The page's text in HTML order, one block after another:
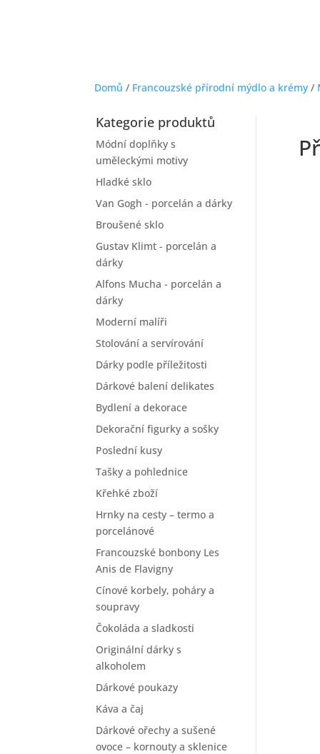
Domů / Francouzské přírodní mýdlo a krémy /
Kategorie produktů
Módní doplňky s
uměleckými motivy
Hladké sklo
Van Gogh - porcelán a dárky
Broušené sklo
Gustav Klimt - porcelán a
dárky
Alfons Mucha - porcelán a
dárky
Moderní malíři
Stolování a servírování
Dárky podle příležitosti
Dárkové balení delikates
Bydlení a dekorace
Dekorační figurky a sošky
Poslední kusy
Tašky a pohlednice
Křehké zboží
Hrnky na cesty – termo a
porcelánové
Francouzské bonbony Les
Anis de Flavigny
Cínové korbely, poháry a
soupravy
Čokoláda a sladkosti
Originální dárky s
alkoholem
Dárkové poukazy
Káva a čaj
Dárkové ořechy a sušené
ovoce – kornouty a sklenice